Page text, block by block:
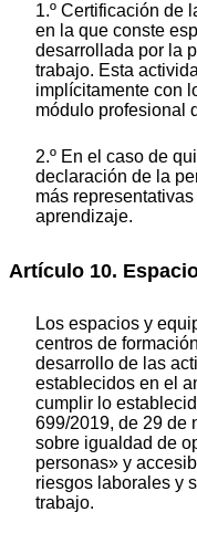
1.º Certificación de
en la que conste
desarrollada por la
trabajo. Esta
implícitamente con
módulo profesional
2.º En el caso de
declaración de la
más
aprendizaje.
Artículo 10.
Los espacios y
centros de
desarrollo de las
establecidos en el
cumplir lo
699/2019, de 29 de
sobre igualdad de
personas» y
riesgos laborales y
trabajo.